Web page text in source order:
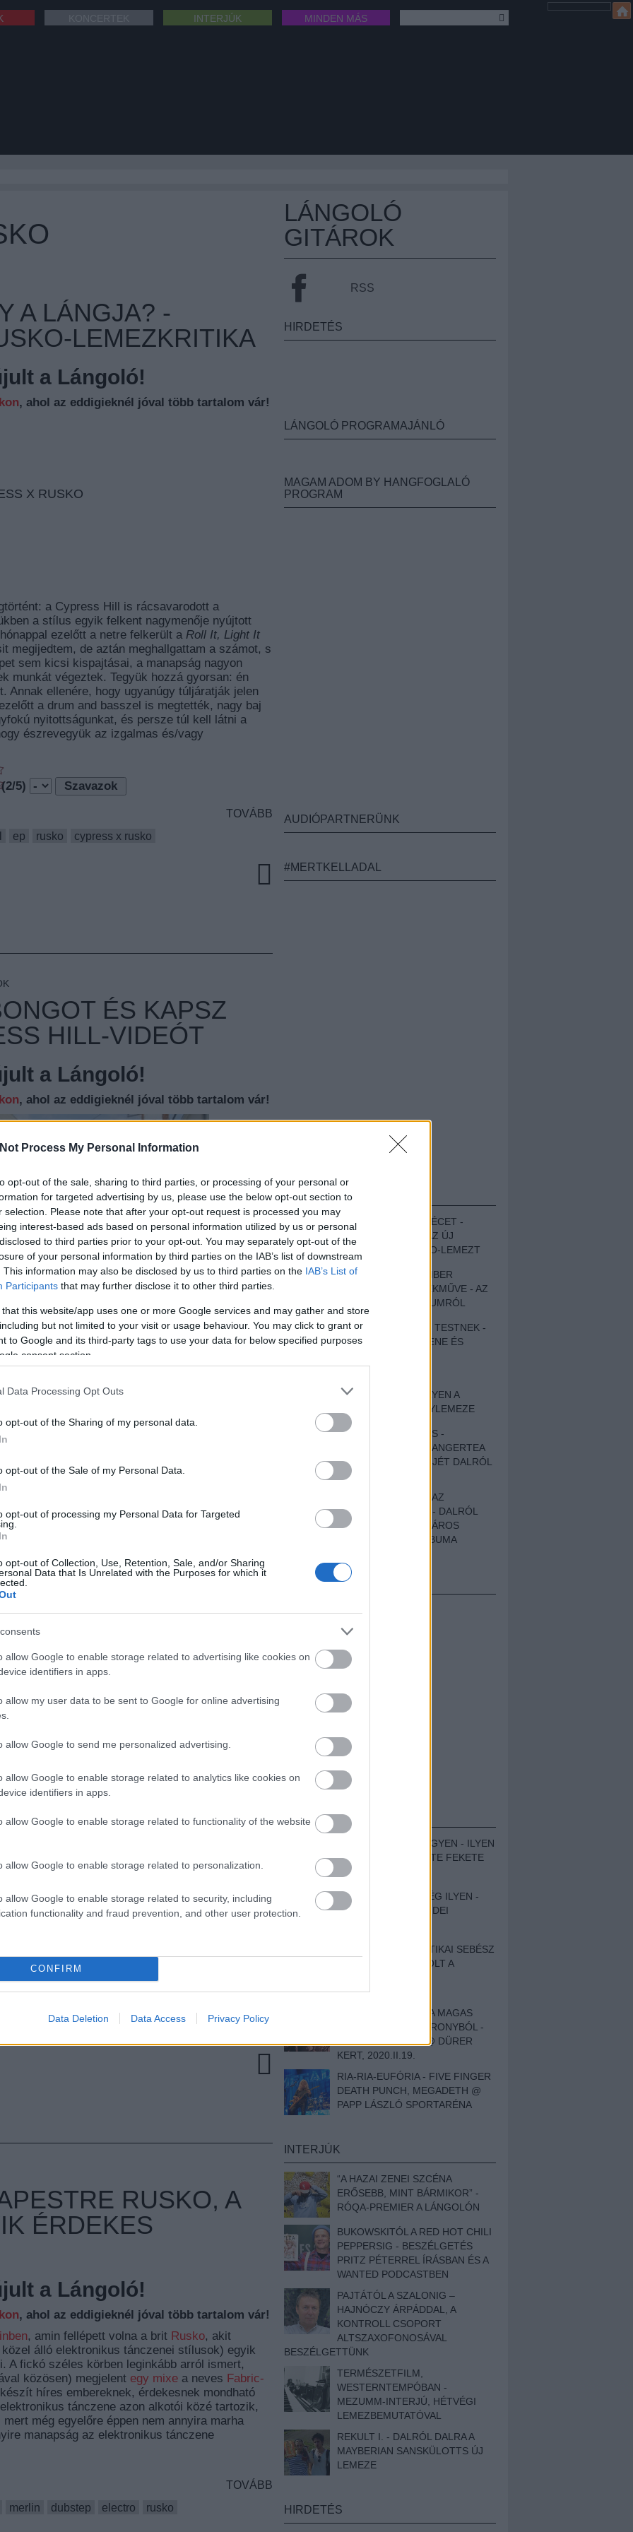
Process My Personal Information
opt-out of the sale, sharing to third parties, or processing of your personal or
for targeted advertising by us, please use the below opt-out section to
selection. Please note that after your opt-out request is processed you may
interest-based ads based on personal information utilized by us or personal
to third parties prior to your opt-out. You may separately opt-out of the
of your personal information by third parties on the IAB’s list of downstream
This information may also be disclosed by us to third parties on the IAB’s List of
Participants that may further disclose it to other third parties.
that this website/app uses one or more Google services and may gather and store
but not limited to your visit or usage behaviour. You may click to grant or
to Google and its third-party tags to use your data for below specified purposes
consent section.
Data Processing Opt Outs
opt-out of the Sharing of my personal data.
opt-out of the Sale of my Personal Data.
opt-out of processing my Personal Data for Targeted
opt-out of Collection, Use, Retention, Sale, and/or Sharing
Data that Is Unrelated with the Purposes for which it
allow Google to enable storage related to advertising like cookies on
identifiers in apps.
allow my user data to be sent to Google for online advertising
allow Google to send me personalized advertising.
allow Google to enable storage related to analytics like cookies on
identifiers in apps.
allow Google to enable storage related to functionality of the website
allow Google to enable storage related to personalization.
allow Google to enable storage related to security, including
functionality and fraud prevention, and other user protection.
CONFIRM
Data Deletion Data Access Privacy Policy
INTERJÚK MINDEN MÁS
A LÁNGJA? -
LEMEZKRITIKA
a Lángoló!
, ahol az eddigieknél jóval több tartalom vár!
X RUSKO
a Cypress Hill is rácsavarodott a
a stílus egyik felkent nagymenője nyújtott
ezelőtt a netre felkerült a Roll It, Light It
megijedtem, de aztán meghallgattam a számot, s
sem kicsi kispajtásai, a manapság nagyon
munkát végeztek. Tegyük hozzá gyorsan: én
Annak ellenére, hogy ugyanúgy túljáratják jelen
a drum and basszel is megtették, nagy baj
nyitottságunkat, és persze túl kell látni a
észrevegyük az izgalmas és/vagy
(2/5)
TOVÁBB
ep rusko cypress x rusko
ÉS KAPSZ
HILL-VIDEÓT
a Lángoló!
, ahol az eddigieknél jóval több tartalom vár!
Érdekes
kaliforniai hiphop csapat egy közös virtuális
kell megtölteni (
elég füst gyűlik össze benne, elérhetővé válik
új száma és videoklipje. A
az ötszámosra tervezett közös EP-ről.
után megnézhető a hiphop-dubstep társulás
videója.
TOVÁBB
hill
A DUBSTEP-
a Lángoló!
, ahol az eddigieknél jóval több tartalom vár!
idegesítőbb, mint valaha életében, aSleigh
távcsöves puskával ugrál egy ágyon, a
Az amerikaiWilcozenekar új klipje egyben
Tellier
egy másik bolygóról jön a Földre, hogy
Kate Bush
pedig saját maga bábozta el
videójában. És akkor még itt vanZoller
Adele egyik legnagyobb slágerének magyar
is kölcsönzött.
RUSKO, A
ÉRDEKES
a Lángoló!
, ahol az eddigieknél jóval több tartalom vár!
, amin fellépett volna a brit Rusko, akit
álló elektronikus tánczenei stílusok) egyik
A fickó széles körben leginkább arról ismert,
közösen) megjelent egy mixe a neves Fabric-
híres embereknek, érdekesnek mondható
tánczene azon alkotói közé tartozik,
még egyelőre éppen nem annyira marha
manapság az elektronikus tánczene
TOVÁBB
merlin dubstep electro rusko
LÁNGOLÓ
GITÁROK
RSS
HIRDETÉS
LÁNGOLÓ PROGRAMAJÁNLÓ
MAGAM ADOM BY HANGFOGLALÓ
PROGRAM
AUDIÓPARTNERÜNK
#MERTKELLADAL
EZT HALLGASD!
MEGUGROTTÁK A LÉCET -
MEGHALLGATTUK AZ ÚJ
PROTEST THE HERO-LEMEZT
EGY DÜHÖS VÉNEMBER
UNIVERZÁLIS REMEKMŰVE - AZ
ÚJ BOB DYLAN-ALBUMRÓL
ZENE LÉLEKNEK ÉS TESTNEK -
AUTENTIKUS NÉPZENE ÉS
SZOMORKODÁS - ILYEN A
KATATONIA ÚJ NAGYLEMEZE
CROCODILE NERVES -
HALLGASD MEG AZ ANGERTEA
MA MEGJELENT EP-JÉT DALRÓL
DALRA!
A FELELŐSSÉGTŐL AZ
ELLOPOTT FÖLDIG - DALRÓL
DALRA A KÉPZELT VÁROS
SAMIZDAT CÍMŰ ALBUMA
HIRDETÉS
BESZÁMOLÓK
ZENÉS TÁBOR A HEGYEN - ILYEN
VOLT A VÍRUS SZÜLTE FEKETE
ZAJ FESZTIVÁL
SOHA NEM VOLT MÉG ILYEN -
BESZÁMOLÓNK AZ IDEI
EGY HALLÁSPLASZTIKAI SEBÉSZ
NAPLÓJA - ILYEN VOLT A
DOKUMENTUMFILM
MÉLY FÉRFIBÁNAT A MAGAS
ELEFÁNTCSONTTORONYBÓL -
LEPROUS, KLONE @ DÜRER
KERT, 2020.II.19.
RIA-RIA-EUFÓRIA - FIVE FINGER
DEATH PUNCH, MEGADETH @
PAPP LÁSZLÓ SPORTARÉNA
INTERJÚK
“A HAZAI ZENEI SZCÉNA
ERŐSEBB, MINT BÁRMIKOR” -
RÓQA-PREMIER A LÁNGOLÓN
BUKOWSKITÓL A RED HOT CHILI
PEPPERSIG - BESZÉLGETÉS
PRITZ PÉTERREL ÍRÁSBAN ÉS A
WANTED PODCASTBEN
PAJTÁTÓL A SZALONIG –
HAJNÓCZY ÁRPÁDDAL, A
KONTROLL CSOPORT
ALTSZAXOFONOSÁVAL
BESZÉLGETTÜNK
TERMÉSZETFILM,
WESTERNTEMPÓBAN -
MEZUMM-INTERJÚ, HÉTVÉGI
LEMEZBEMUTATÓVAL
REKULT I. - DALRÓL DALRA A
MAYBERIAN SANSKÜLOTTS ÚJ
LEMEZE
HIRDETÉS